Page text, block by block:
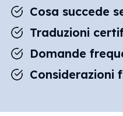
Cosa succede
Traduzioni
Domande
Considerazioni